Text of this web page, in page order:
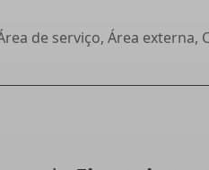
de serviço, Área externa,